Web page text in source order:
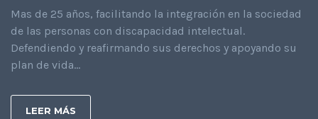
Mas de 25 años, facilitando la integración en la sociedad
de las personas con discapacidad intelectual.
Defendiendo y reafirmando sus derechos y apoyando su
plan de vida...
LEER MÁS